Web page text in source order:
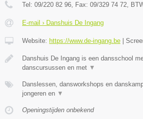
Tel: 09/220 82 96 , Fax: 09/329 74 72 ,
E-mail › Danshuis De Ingang
Website: https://www.de-ingang.be
Danshuis De Ingang is een dansschool
danscursussen en met ▼
Danslessen, dansworkshops en
jongeren en ▼
Openingstijden onbekend